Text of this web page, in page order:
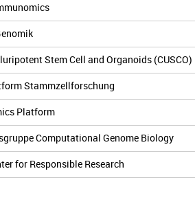
Stem Cell and Organoids (CUSCO)
Stammzellforschung
Platform
Computational Genome Biology
for Responsible Research